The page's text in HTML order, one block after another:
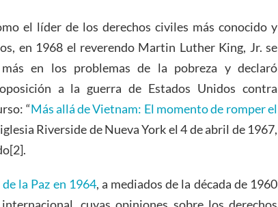
el líder de los derechos civiles más conocido y
en 1968 el reverendo Martin Luther King, Jr. se
en los problemas de la pobreza y declaró
a la guerra de Estados Unidos contra
“Más allá de Vietnam: El momento de romper el
Riverside de Nueva York el 4 de abril de 1967,
la Paz en 1964, a mediados de la década de 1960
cuyas opiniones sobre los derechos